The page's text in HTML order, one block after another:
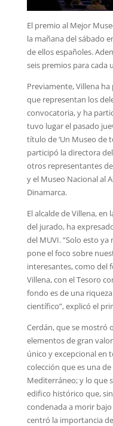
El premio al Mejor
la mañana del sábado
de ellos españoles.
seis premios para cada
Previamente, Villena
que representan los
convocatoria, y ha
tuvo lugar el pasado
título de ‘Un Museo de
participó la directora
otros representantes
y el Museo Nacional al
Dinamarca.
El alcalde de Villena, en
del jurado, ha
del MUVI. “Solo esto
pone el foco sobre
interesantes, como del
Villena, con el Tesoro
fondo es de una
científico”, explicó el
Cerdán, que se mostró
elementos de gran
único y excepcional en
colección que es una
Mediterráneo; y lo que
edifico histórico que,
condenada a morir
centró la importancia